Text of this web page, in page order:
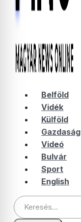
Belföld
Vidék
Külföld
Gazdaság
Videó
Bulvár
Sport
English
Keresés: